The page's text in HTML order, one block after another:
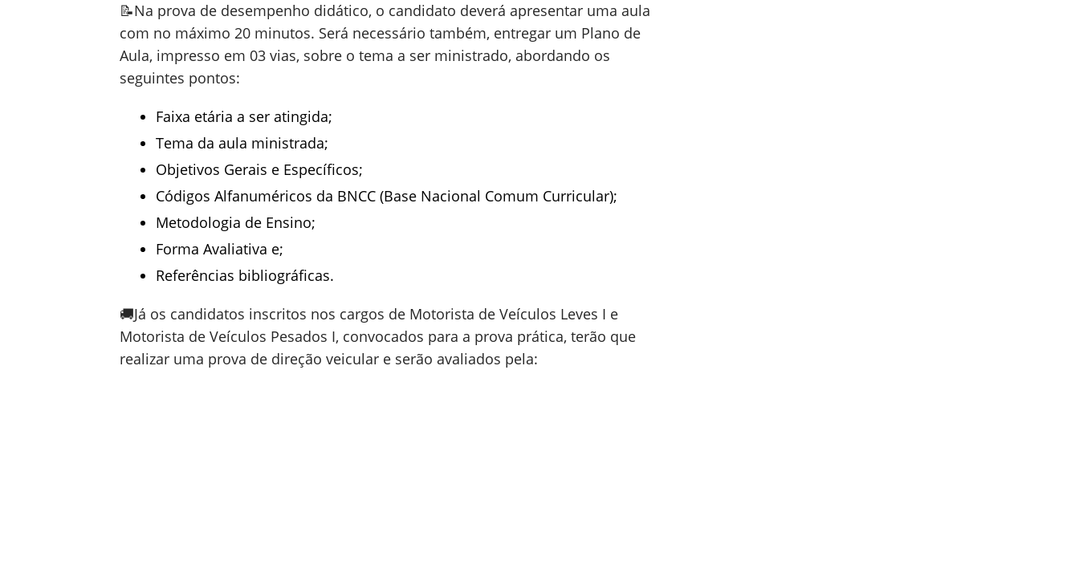
📝Na prova de desempenho didático, o candidato deverá apresentar uma aula
com no máximo 20 minutos. Será necessário também, entregar um Plano de
Aula, impresso em 03 vias, sobre o tema a ser ministrado, abordando os
seguintes pontos:
Faixa etária a ser atingida;
Tema da aula ministrada;
Objetivos Gerais e Específicos;
Códigos Alfanuméricos da BNCC (Base Nacional Comum Curricular);
Metodologia de Ensino;
Forma Avaliativa e;
Referências bibliográficas.
🚚Já os candidatos inscritos nos cargos de Motorista de Veículos Leves I e
Motorista de Veículos Pesados I, convocados para a prova prática, terão que
realizar uma prova de direção veicular e serão avaliados pela: